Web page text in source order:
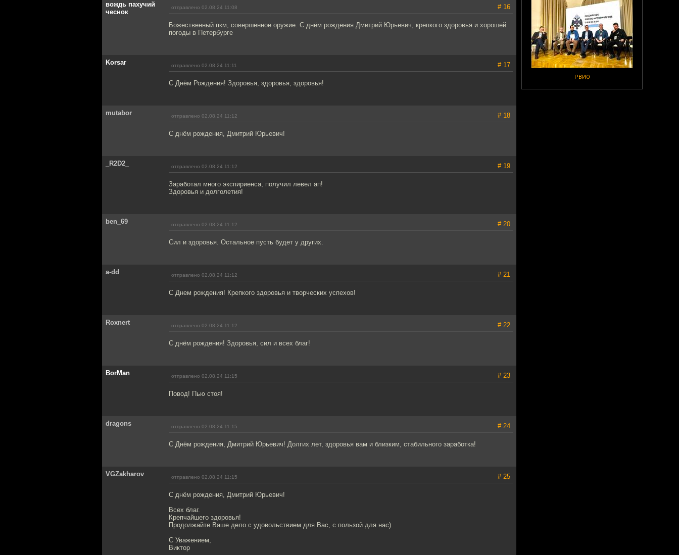
РВИО
вождь пахучий
чеснок
отправлено 02.08.24 11:08 # 16
Божественный пкм, совершенное оружие. С днём рождения Дмитрий Юрьевич, крепкого здоровья и хорошей
погоды в Петербурге
Korsar отправлено 02.08.24 11:11 # 17
С Днём Рождения! Здоровья, здоровья, здоровья!
mutabor отправлено 02.08.24 11:12 # 18
С днём рождения, Дмитрий Юрьевич!
_R2D2_ отправлено 02.08.24 11:12 # 19
Заработал много экспириенса, получил левел ап!
Здоровья и долголетия!
ben_69 отправлено 02.08.24 11:12 # 20
Сил и здоровья. Остальное пусть будет у других.
a-dd отправлено 02.08.24 11:12 # 21
С Днем рождения! Крепкого здоровья и творческих успехов!
Roxnert отправлено 02.08.24 11:12 # 22
С днём рождения! Здоровья, сил и всех благ!
BorMan отправлено 02.08.24 11:15 # 23
Повод! Пью стоя!
dragons отправлено 02.08.24 11:15 # 24
С Днём рождения, Дмитрий Юрьевич! Долгих лет, здоровья вам и близким, стабильного заработка!
VGZakharov отправлено 02.08.24 11:15 # 25
С днём рождения, Дмитрий Юрьевич!
Всех благ.
Крепчайшего здоровья!
Продолжайте Ваше дело с удовольствием для Вас, с пользой для нас)
С Уважением,
Виктор